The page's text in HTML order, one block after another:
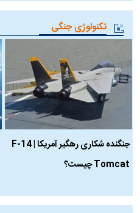
تکنولوژی جنگی
جنگنده شکاری رهگیر آمریکا | F-14
Tomcat چیست؟